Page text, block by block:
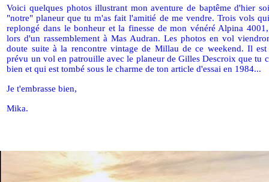
Voici quelques photos illustrant mon aventure de baptême d'hier
"notre" planeur que tu m'as fait l'amitié de me vendre. Trois vols
replongé dans le bonheur et la finesse de mon vénéré Alpina
lors d'un rassemblement à Mas Audran. Les photos en vol
doute suite à la rencontre vintage de Millau de ce weekend. Il est
prévu un vol en patrouille avec le planeur de Gilles Descroix que tu
bien et qui est tombé sous le charme de ton article d'essai en 1984...
Je t'embrasse bien,
Mika.